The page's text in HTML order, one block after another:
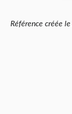
Référence créée le